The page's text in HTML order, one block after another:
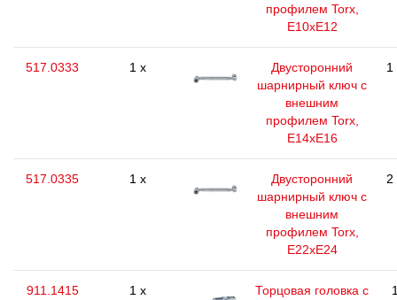
профилем Torx,
Е10хЕ12
517.0333 1 x
Двусторонний
шарнирный ключ с
внешним
профилем Torx,
E14xE16
1
517.0335 1 x
Двусторонний
шарнирный ключ с
внешним
профилем Torx,
Е22хЕ24
2
911.1415 1 x
Торцовая головка с